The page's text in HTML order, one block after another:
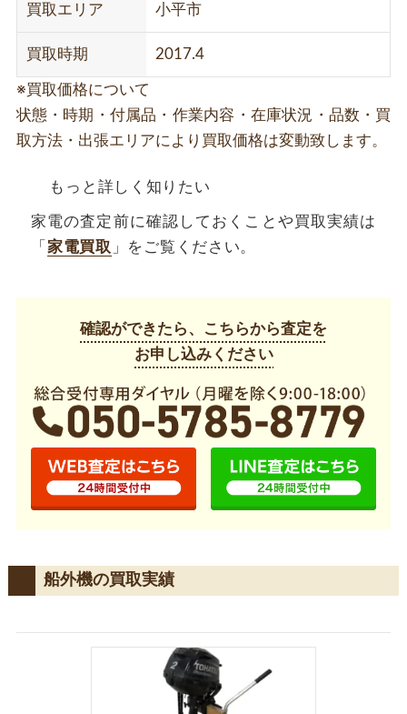
買取エリア 小平市
買取時期 2017.4
※買取価格について
状態・時期・付属品・作業内容・在庫状況・品数・買
取方法・出張エリアにより買取価格は変動致します。
もっと詳しく知りたい
家電の査定前に確認しておくことや買取実績は
「 家電買取 」をご覧ください。
確認ができたら、こちらから査定を
お申し込みください
船外機の買取実績